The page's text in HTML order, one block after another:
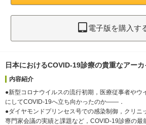
電子版を購入す
日本におけるCOVID-19診療の貴重なアーカ
内容紹介
●新型コロナウイルスの流行初期，医療従事者やウ
にしてCOVID-19へ立ち向かったのか――．
●ダイヤモンドプリンセス号での感染制御，クリニ
専門家会議の実績と課題など，COVID-19診療の最